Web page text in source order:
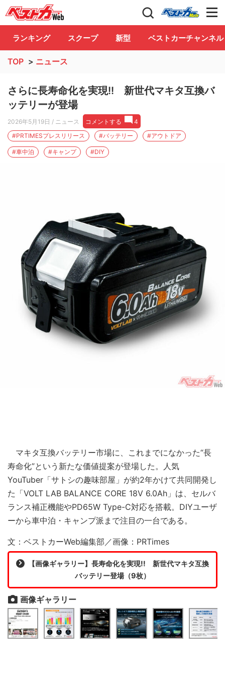
自動車情報誌「ベストカー」 Club
ランキング スクープ 新型 ベストカーチャンネル
TOP > ニュース
さらに長寿命化を実現!! 新世代マキタ互換バ
ッテリーが登場
2026年5月19日 / ニュース コメントする
4
#PRTIMESプレスリリース
#バッテリー #アウトドア
#車中泊 #キャンプ #DIY
マキタ互換バッテリー市場に、これまでになかった“長
寿命化”という新たな価値提案が登場した。人気
YouTuber「サトシの趣味部屋」が約2年かけて共同開発し
た「VOLT LAB BALANCE CORE 18V 6.0Ah」は、セルバ
ランス補正機能やPD65W Type-C対応を搭載。DIYユーザ
ーから車中泊・キャンプ派まで注目の一台である。
文：ベストカーWeb編集部／画像：PRTimes
【画像ギャラリー】長寿命化を実現!! 新世代マキタ互換
バッテリー登場（9枚）
画像ギャラリー